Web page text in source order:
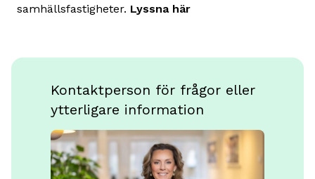
samhällsfastigheter. Lyssna här
Kontaktperson för frågor eller
ytterligare information